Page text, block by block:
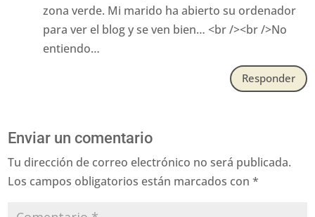
zona verde. Mi marido ha abierto su ordenador
para ver el blog y se ven bien… <br /><br />No
entiendo…
Responder
Enviar un comentario
Tu dirección de correo electrónico no será publicada.
Los campos obligatorios están marcados con*